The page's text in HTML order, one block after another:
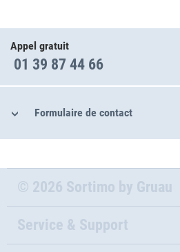
Appel gratuit
01 39 87 44 66
Formulaire de contact
© 2026 Sortimo by Gruau
Service & Support